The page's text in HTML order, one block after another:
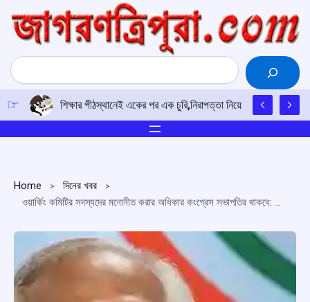
content
Search
শিক্ষার পীঠস্থানেই একের পর এক চুরি,নিরাপত্তা নিয়ে উদ্বিগ্ন শিক্ষক-
Home
দিনের খবর
ওয়ার্কিং কমিটির সদস্যদের মনোনীত করার অধিকার কংগ্রেস সভাপতির থাকবে: জয়রাম রমেশ